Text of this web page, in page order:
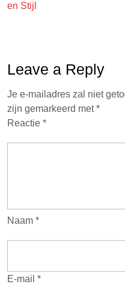
en Stijl
Leave a Reply
Je e-mailadres zal niet
zijn gemarkeerd met*
Reactie *
Naam *
E-mail *